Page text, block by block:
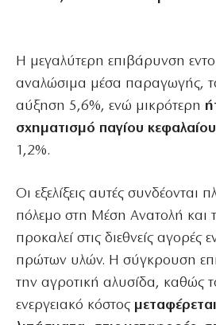
Η μεγαλύτερη επιβάρυνση
αναλώσιμα μέσα παραγωγής,
αύξηση 5,6%, ενώ μικρότερη
σχηματισμό παγίου κεφαλαίου
1,2%.
Οι εξελίξεις αυτές συνδέονται
πόλεμο στη Μέση Ανατολή και
προκαλεί στις διεθνείς αγορές
πρώτων υλών. Η σύγκρουση
την αγροτική αλυσίδα, καθώς
ενεργειακό κόστος